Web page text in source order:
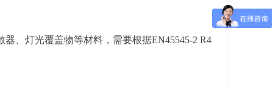
、灯光覆盖物等材料，需要根据EN45545-2 R4